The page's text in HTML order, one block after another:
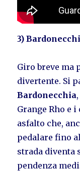
3)
Giro breve ma
divertente. Si
Bardonecchia
Grange Rho e
asfalto che,
pedalare fino
strada diventa
pendenza